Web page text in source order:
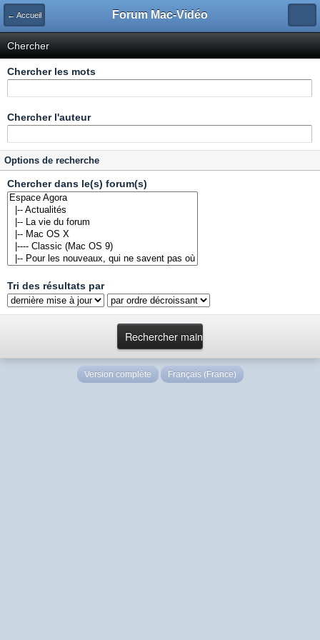
← Accueil Forum Mac-Vidéo
Chercher
Chercher les mots
Chercher l'auteur
Options de recherche
Chercher dans le(s) forum(s)
Tri des résultats par
Version complète Français (France)